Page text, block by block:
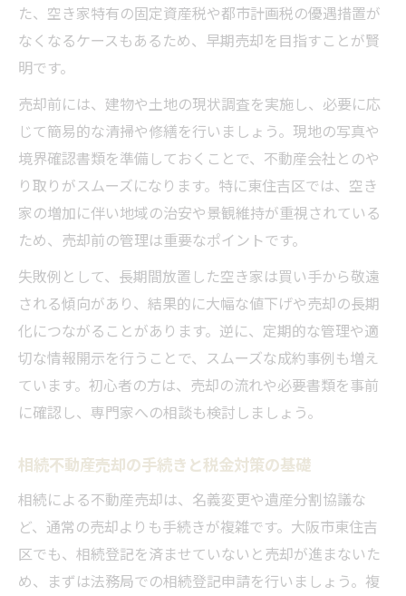
た、空き家特有の固定資産税や都市計画税の優遇措置が
なくなるケースもあるため、早期売却を目指すことが賢
明です。
売却前には、建物や土地の現状調査を実施し、必要に応
じて簡易的な清掃や修繕を行いましょう。現地の写真や
境界確認書類を準備しておくことで、不動産会社とのや
り取りがスムーズになります。特に東住吉区では、空き
家の増加に伴い地域の治安や景観維持が重視されている
ため、売却前の管理は重要なポイントです。
失敗例として、長期間放置した空き家は買い手から敬遠
される傾向があり、結果的に大幅な値下げや売却の長期
化につながることがあります。逆に、定期的な管理や適
切な情報開示を行うことで、スムーズな成約事例も増え
ています。初心者の方は、売却の流れや必要書類を事前
に確認し、専門家への相談も検討しましょう。
相続不動産売却の手続きと税金対策の基礎
相続による不動産売却は、名義変更や遺産分割協議な
ど、通常の売却よりも手続きが複雑です。大阪市東住吉
区でも、相続登記を済ませていないと売却が進まないた
め、まずは法務局での相続登記申請を行いましょう。複